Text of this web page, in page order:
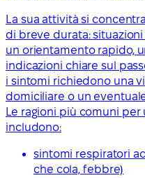
La sua attività si
di breve durata:
un orientamento rapido,
indicazioni chiare sul
i sintomi richiedono una
domiciliare o un
Le ragioni più comuni per
includono:
sintomi respiratori
che cola, febbre)